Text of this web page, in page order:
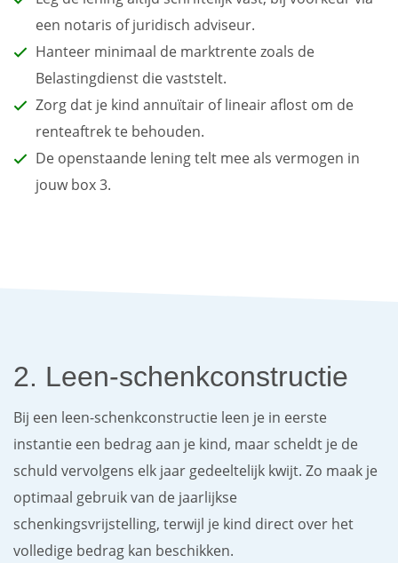
een notaris of juridisch adviseur.
Hanteer minimaal de marktrente zoals de
Belastingdienst die vaststelt.
Zorg dat je kind annuïtair of lineair aflost om de
renteaftrek te behouden.
De openstaande lening telt mee als vermogen in
jouw box 3.
2. Leen-schenkconstructie
Bij een leen-schenkconstructie leen je in eerste
instantie een bedrag aan je kind, maar scheldt je de
schuld vervolgens elk jaar gedeeltelijk kwijt. Zo maak je
optimaal gebruik van de jaarlijkse
schenkingsvrijstelling, terwijl je kind direct over het
volledige bedrag kan beschikken.